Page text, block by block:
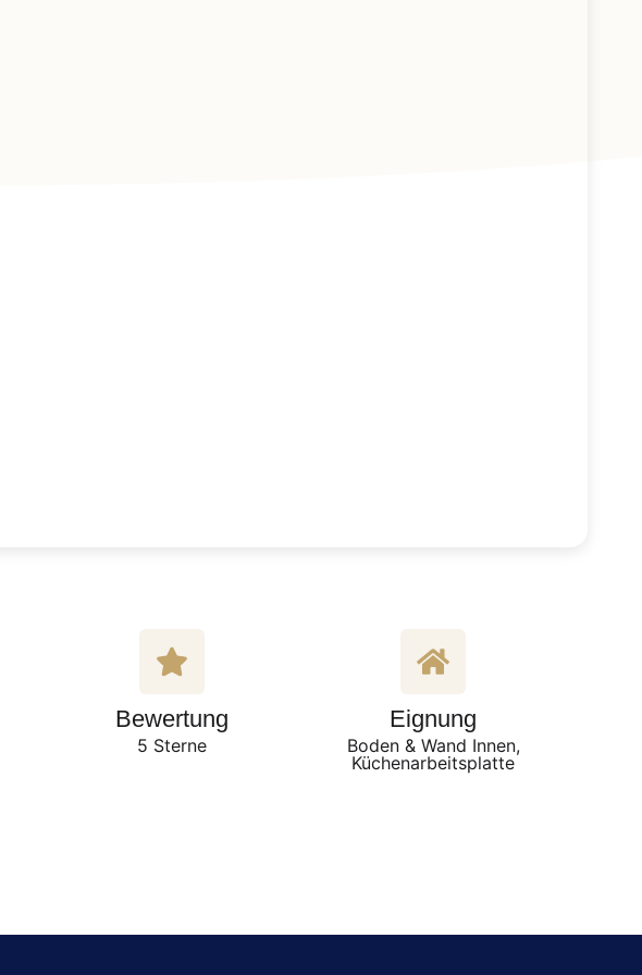
Bewertung
5 Sterne
Eignung
Boden & Wand Innen,
Küchenarbeitsplatte